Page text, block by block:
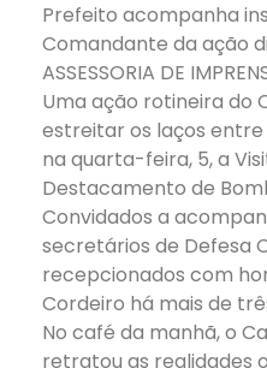
Prefeito acompanha
Comandante da ação
ASSESSORIA DE
Uma ação rotineira do
estreitar os laços
na quarta-feira, 5, a
Destacamento de
Convidados a
secretários de Defesa
recepcionados com
Cordeiro há mais de
No café da manhã, o
retratou as realidades